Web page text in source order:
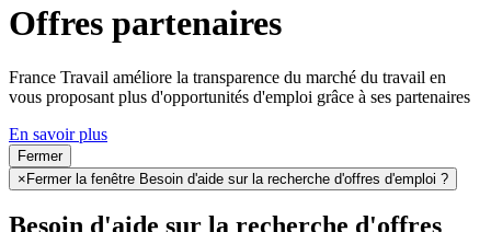
Offres partenaires
France Travail améliore la transparence du marché du travail en
vous proposant plus d'opportunités d'emploi grâce à ses partenaires
En savoir plus
Fermer
×Fermer la fenêtre Besoin d'aide sur la recherche d'offres d'emploi ?
Besoin d'aide sur la recherche d'offres